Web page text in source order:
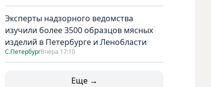
Эксперты надзорного ведомства
изучили более 3500 образцов мясных
изделий в Петербурге и Ленобласти
С.ПетербургВчера 17:10
Еще →